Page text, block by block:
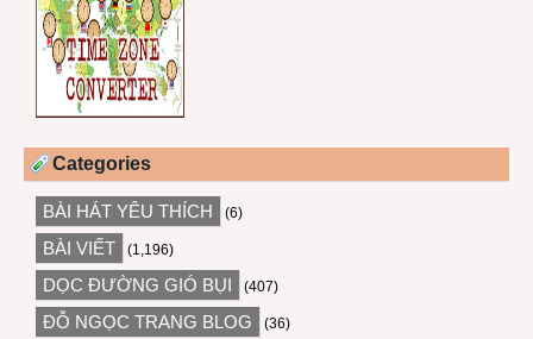
Categories
BÀI HÁT YÊU THÍCH (6)
BÀI VIẾT (1,196)
DỌC ĐƯỜNG GIÓ BỤI (407)
ĐỖ NGỌC TRANG BLOG (36)